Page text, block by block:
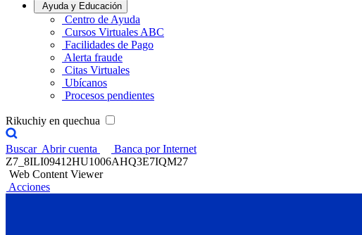
Ayuda y Educación
Centro de Ayuda
Cursos Virtuales ABC
Facilidades de Pago
Alerta fraude
Citas Virtuales
Ubícanos
Procesos pendientes
Rikuchiy en quechua
Buscar Abrir cuenta
Banca por Internet
Z7_8ILI09412HU1006AHQ3E7IQM27
Web Content Viewer
Acciones